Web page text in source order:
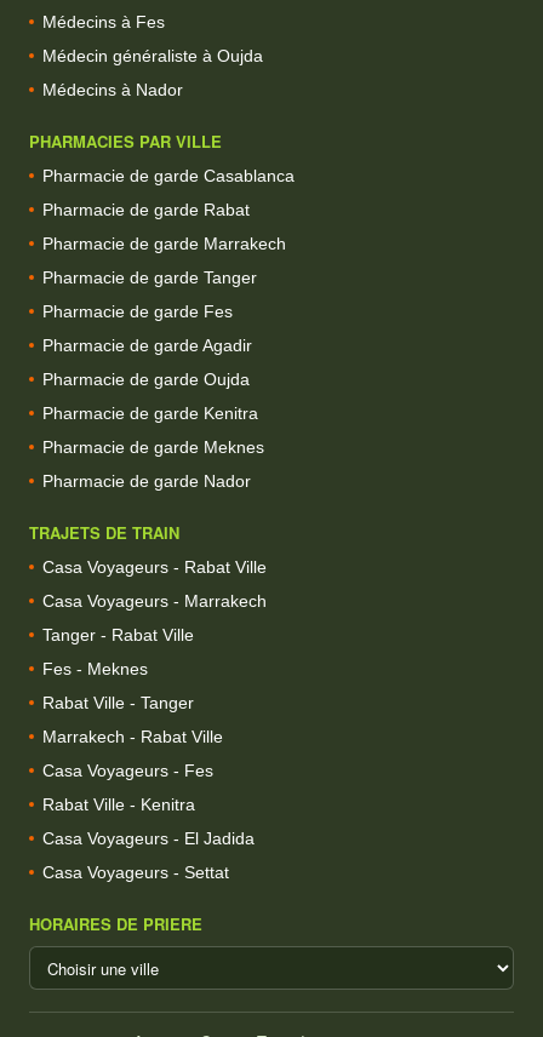
Médecins à Fes
Médecin généraliste à Oujda
Médecins à Nador
PHARMACIES PAR VILLE
Pharmacie de garde Casablanca
Pharmacie de garde Rabat
Pharmacie de garde Marrakech
Pharmacie de garde Tanger
Pharmacie de garde Fes
Pharmacie de garde Agadir
Pharmacie de garde Oujda
Pharmacie de garde Kenitra
Pharmacie de garde Meknes
Pharmacie de garde Nador
TRAJETS DE TRAIN
Casa Voyageurs - Rabat Ville
Casa Voyageurs - Marrakech
Tanger - Rabat Ville
Fes - Meknes
Rabat Ville - Tanger
Marrakech - Rabat Ville
Casa Voyageurs - Fes
Rabat Ville - Kenitra
Casa Voyageurs - El Jadida
Casa Voyageurs - Settat
HORAIRES DE PRIERE